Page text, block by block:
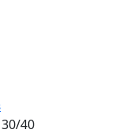
40